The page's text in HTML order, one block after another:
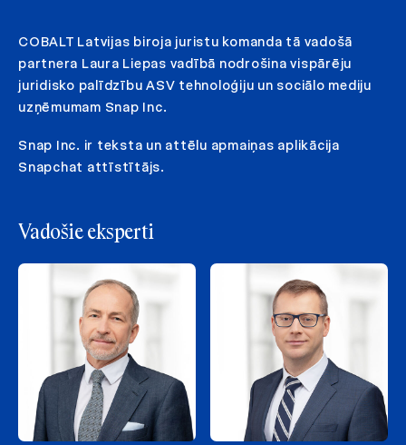
COBALT Latvijas biroja juristu komanda tā vadošā
partnera Laura Liepas vadībā nodrošina vispārēju
juridisko palīdzību ASV tehnoloģiju un sociālo mediju
uzņēmumam Snap Inc.
Snap Inc. ir teksta un attēlu apmaiņas aplikācija
Snapchat attīstītājs.
Vadošie eksperti